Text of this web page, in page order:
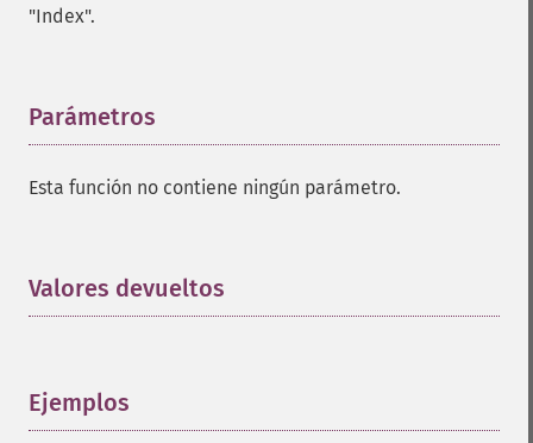
"Index".
Parámetros
Esta función no contiene ningún parámetro.
Valores devueltos
Ejemplos